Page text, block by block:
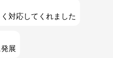
対応してくれました
展